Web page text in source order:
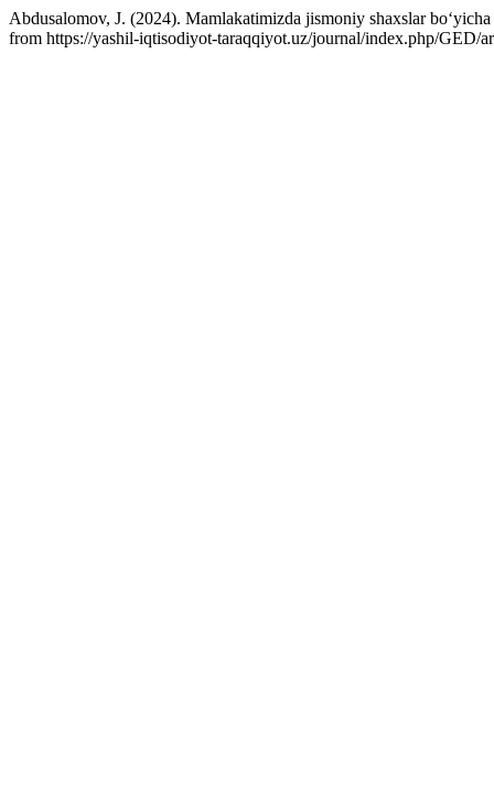
Abdusalomov, J. (2024). Mamlakatimizda jismoniy shaxslar
from https://yashil-iqtisodiyot-taraqqiyot.uz/journal/index.php/GED/